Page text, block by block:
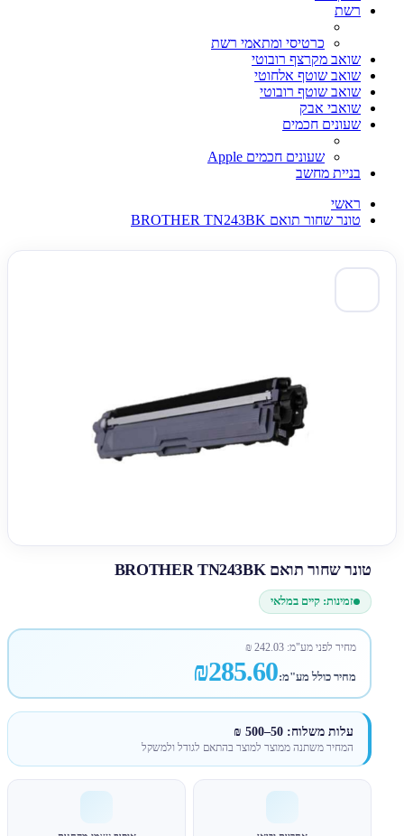
רשת
כרטיסי ומתאמי רשת
שואב מקרצף רובוטי
שואב שוטף אלחוטי
שואב שוטף רובוטי
שואבי אבק
שעונים חכמים
שעונים חכמים Apple
בניית מחשב
ראשי
טונר שחור תואם BROTHER TN243BK
טונר שחור תואם BROTHER TN243BK
זמינות: קיים במלאי
מחיר לפני מע"מ:242.03
₪
מחיר כולל מע"מ:₪285.60
עלות משלוח: 50–500 ₪
המחיר משתנה ממוצר למוצר בהתאם לגודל ולמשקל